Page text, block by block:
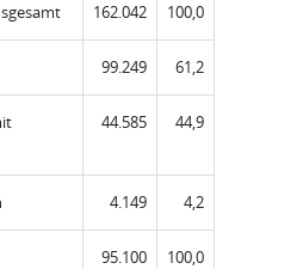
162.042 100,0
99.249 61,2
44.585 44,9
4.149 4,2
95.100 100,0